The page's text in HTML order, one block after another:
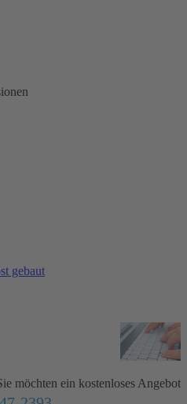
gebaut
möchten ein kostenloses Angebot